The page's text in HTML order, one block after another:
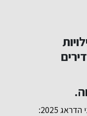
נדירים
אירוע מוטורי חוויתי המיועד לכל המשפחה, ייערך בחול המועד פסח, לרגל פתיחת אליפות ישראל במרוצי הדראג 2025: